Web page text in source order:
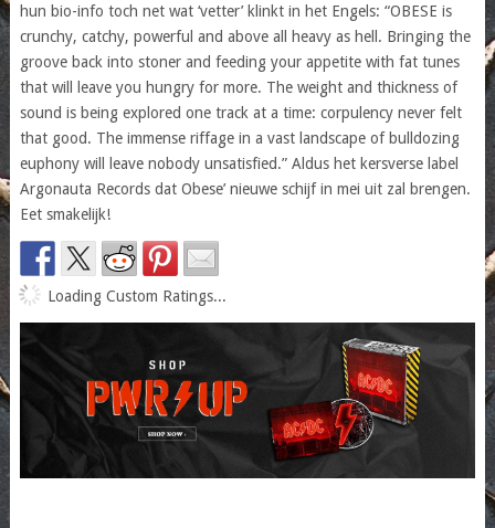
hun bio-info toch net wat ‘vetter’ klinkt in het Engels: “OBESE is
crunchy, catchy, powerful and above all heavy as hell. Bringing the
groove back into stoner and feeding your appetite with fat tunes
that will leave you hungry for more. The weight and thickness of
sound is being explored one track at a time: corpulency never felt
that good. The immense riffage in a vast landscape of bulldozing
euphony will leave nobody unsatisfied.” Aldus het kersverse label
Argonauta Records dat Obese’ nieuwe schijf in mei uit zal brengen.
Eet smakelijk!
Loading Custom Ratings...